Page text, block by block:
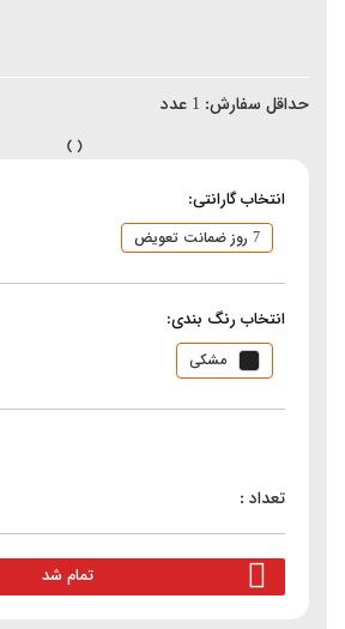
حداقل سفارش: 1 عدد
انتخاب گارانتی:
7 روز ضمانت تعویض
انتخاب رنگ بندی:
مشکی
تمام شد